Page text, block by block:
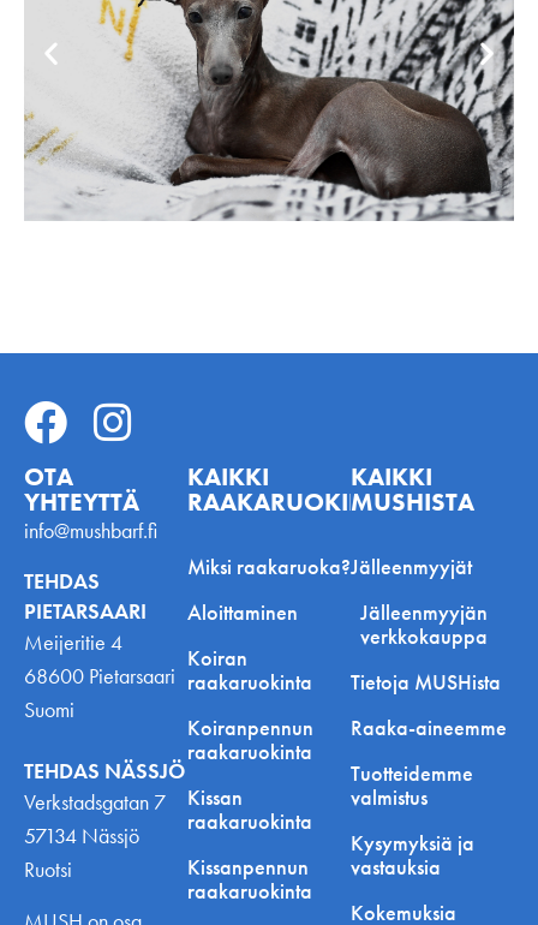
OTA
YHTEYTTÄ
info@mushbarf.fi
TEHDAS
PIETARSAARI
Meijeritie 4
68600 Pietarsaari
Suomi
TEHDAS NÄSSJÖ
Verkstadsgatan 7
57134 Nässjö
Ruotsi
KAIKKI
RAAKARUOKINNASTA
Miksi raakaruoka?
Aloittaminen
Koiran
raakaruokinta
Koiranpennun
raakaruokinta
Kissan
raakaruokinta
Kissanpennun
raakaruokinta
KAIKKI
MUSHISTA
Jälleenmyyjät
Jälleenmyyjän
verkkokauppa
Tietoja MUSHista
Raaka-aineemme
Tuotteidemme
valmistus
Kysymyksiä ja
vastauksia
Kokemuksia